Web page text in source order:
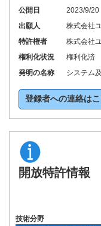
公開日
2023/9/20
出願人
株式会社
特許権者
株式会社
権利化状況
権利化済
発明の名称
システム
登録者への連絡は
開放特許情報
技術分野